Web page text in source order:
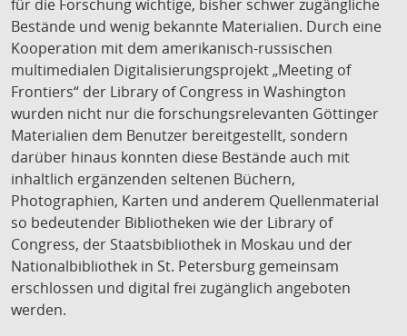
für die Forschung wichtige, bisher schwer zugängliche
Bestände und wenig bekannte Materialien. Durch eine
Kooperation mit dem amerikanisch-russischen
multimedialen Digitalisierungsprojekt „Meeting of
Frontiers“ der Library of Congress in Washington
wurden nicht nur die forschungsrelevanten Göttinger
Materialien dem Benutzer bereitgestellt, sondern
darüber hinaus konnten diese Bestände auch mit
inhaltlich ergänzenden seltenen Büchern,
Photographien, Karten und anderem Quellenmaterial
so bedeutender Bibliotheken wie der Library of
Congress, der Staatsbibliothek in Moskau und der
Nationalbibliothek in St. Petersburg gemeinsam
erschlossen und digital frei zugänglich angeboten
werden.